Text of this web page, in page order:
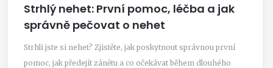
Strhlý nehet: První pomoc, léčba a jak
správně pečovat o nehet
Strhli jste si nehet? Zjistěte, jak poskytnout správnou první
pomoc, jak předejít zánětu a co očekávat během dlouhého